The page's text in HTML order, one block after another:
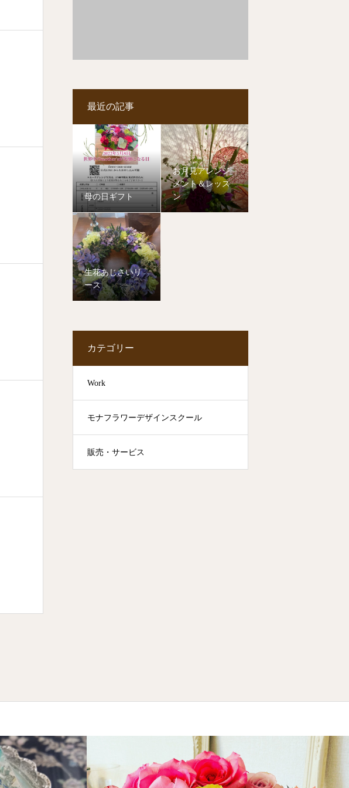
最近の記事
母の日ギフト
お月見アレンジ
メント＆レッス
ン
生花あじさいリ
ース
カテゴリー
Work
モナフラワーデザインスクール
販売・サービス